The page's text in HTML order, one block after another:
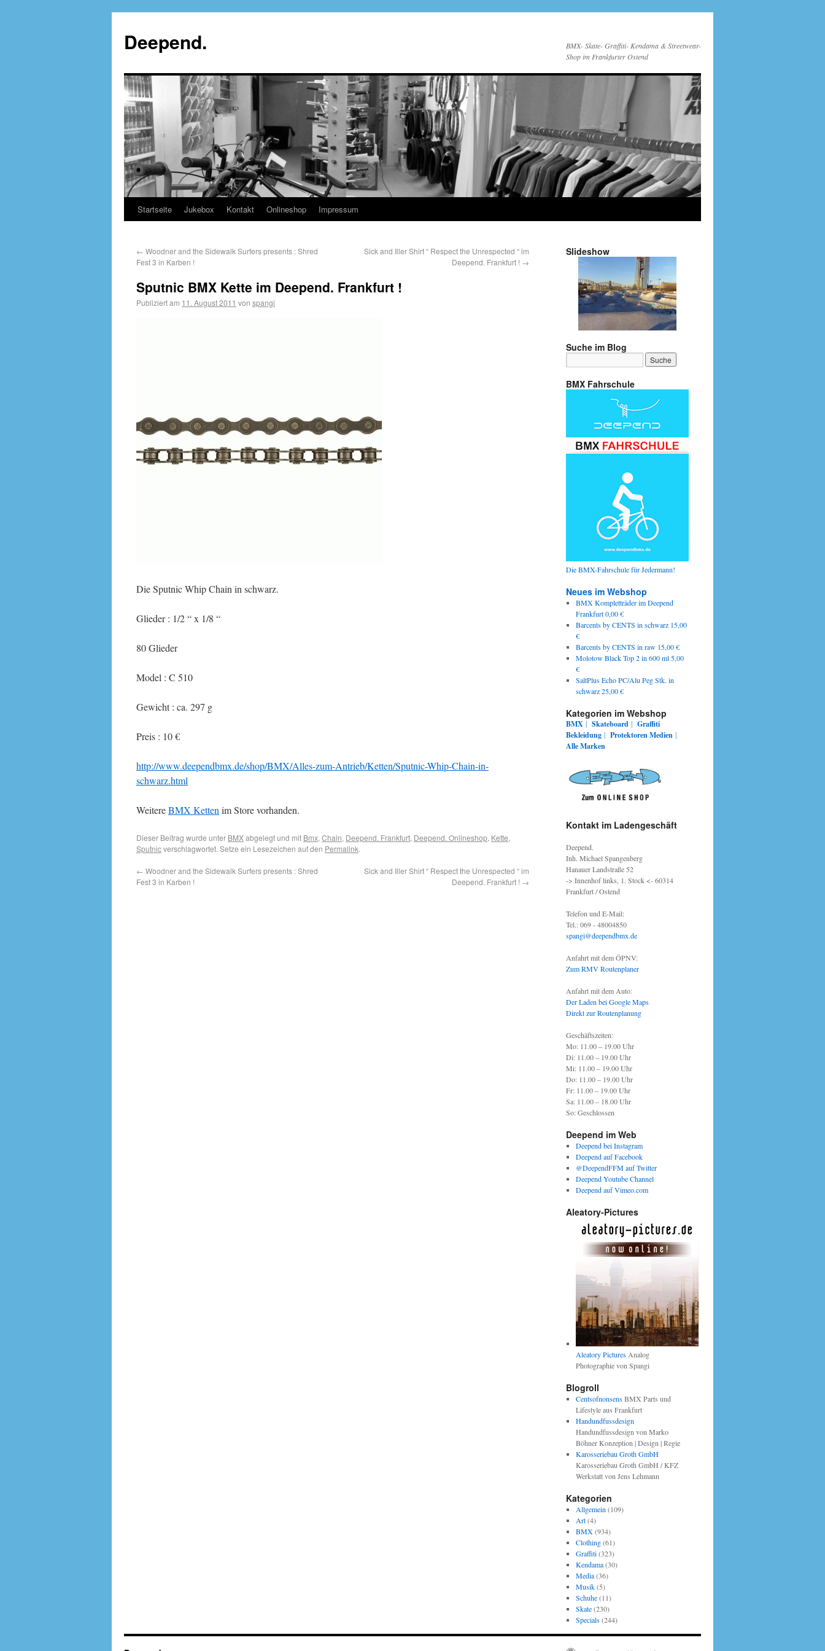
Deepend.
BMX- Skate- Graffiti- Kendama & Streetwear-
Shop im Frankfurter Ostend
Startseite Jukebox Kontakt Onlineshop Impressum
← Woodner and the Sidewalk Surfers presents : Shred
Fest 3 in Karben !
Sick and Iller Shirt “ Respect the Unrespected “ im
Deepend. Frankfurt ! →
Sputnic BMX Kette im Deepend. Frankfurt !
Publiziert am 11. August 2011 von spangi
Die Sputnic Whip Chain in schwarz.
Glieder : 1/2 “ x 1/8 “
80 Glieder
Model : C 510
Gewicht : ca. 297 g
Preis : 10 €
http://www.deependbmx.de/shop/BMX/Alles-zum-Antrieb/Ketten/Sputnic-Whip-Chain-in-
schwarz.html
WeitereBMX Ketten im Store vorhanden.
Dieser Beitrag wurde unter BMXabgelegt und mit Bmx, Chain, Deepend. Frankfurt, Deepend. Onlineshop, Kette,
Sputnicverschlagwortet. Setze ein Lesezeichen auf den Permalink.
← Woodner and the Sidewalk Surfers presents : Shred
Fest 3 in Karben !
Sick and Iller Shirt “ Respect the Unrespected “ im
Deepend. Frankfurt ! →
Slideshow
Suche im Blog
BMX Fahrschule
Die BMX-Fahrschule für Jedermann!
Neues im Webshop
BMX Kompletträder im Deepend
Frankfurt 0,00 €
Barcents by CENTS in schwarz 15,00
€
Barcents by CENTS in raw 15,00 €
Molotow Black Top 2 in 600 ml 5,00
€
SaltPlus Echo PC/Alu Peg Stk. in
schwarz 25,00 €
Kategorien im Webshop
BMX | Skateboard | Graffiti
Bekleidung | ProtektorenMedien |
Alle Marken
Kontakt im Ladengeschäft
Deepend.
Inh. Michael Spangenberg
Hanauer Landstraße 52
-> Innenhof links, 1. Stock <- 60314
Frankfurt / Ostend
Telefon und E-Mail:
Tel.: 069 - 48004850
spangi@deependbmx.de
Anfahrt mit dem ÖPNV:
Zum RMV Routenplaner
Anfahrt mit dem Auto:
Der Laden bei Google Maps
Direkt zur Routenplanung
Geschäftszeiten:
Mo: 11.00 – 19.00 Uhr
Di: 11.00 – 19.00 Uhr
Mi: 11.00 – 19.00 Uhr
Do: 11.00 – 19.00 Uhr
Fr: 11.00 – 19.00 Uhr
Sa: 11.00 – 18.00 Uhr
So: Geschlossen
Deepend im Web
Deepend bei Instagram
Deepend auf Facebook
@DeependFFM auf Twitter
Deepend Youtube Channel
Deepend auf Vimeo.com
Aleatory-Pictures
Aleatory PicturesAnalog
Photographie von Spangi
Blogroll
CentsofnonsensBMX Parts und
Lifestyle aus Frankfurt
Handundfussdesign
Handundfussdesign von Marko
Böhner Konzeption | Design | Regie
Karosseriebau Groth GmbH
Karosseriebau Groth GmbH / KFZ
Werkstatt von Jens Lehmann
Kategorien
Allgemein (109)
Art(4)
BMX(934)
Clothing(61)
Graffiti(323)
Kendama(30)
Media(36)
Musik(5)
Schuhe(11)
Skate(230)
Specials(244)